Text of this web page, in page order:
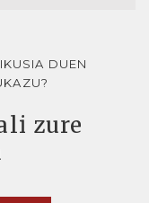
DUEN
zure